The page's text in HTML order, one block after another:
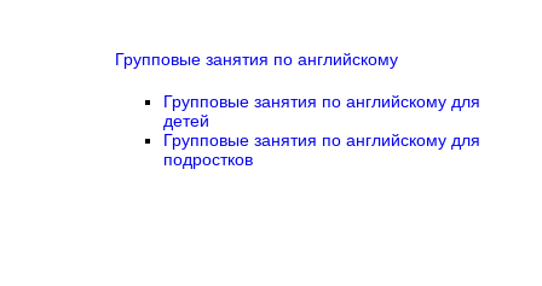
Групповые занятия по английскому
Групповые занятия по английскому для
детей
Групповые занятия по английскому для
подростков